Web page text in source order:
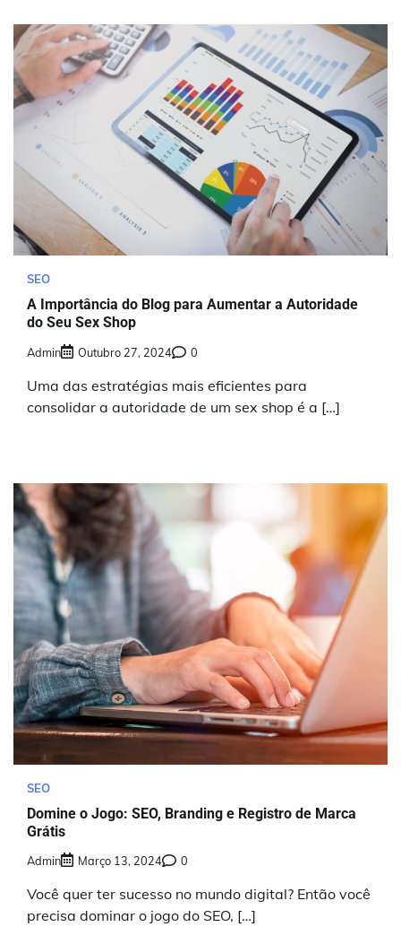
SEO
A Importância do Blog para Aumentar a Autoridade
do Seu Sex Shop
Admin Outubro 27, 2024 0
Uma das estratégias mais eficientes para
consolidar a autoridade de um sex shop é a […]
SEO
Domine o Jogo: SEO, Branding e Registro de Marca
Grátis
Admin Março 13, 2024 0
Você quer ter sucesso no mundo digital? Então você
precisa dominar o jogo do SEO, […]